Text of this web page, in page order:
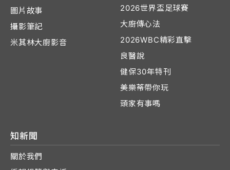
圖片故事
攝影筆記
米其林大廚影音
2026世界盃足球賽
大廚傳心法
2026WBC精彩直擊
良醫說
健保30年特刊
美樂蒂帶你玩
頭家有事嗎
知新聞
關於我們